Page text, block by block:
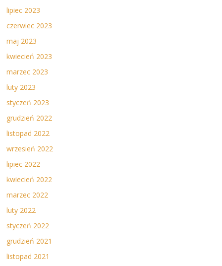
lipiec 2023
czerwiec 2023
maj 2023
kwiecień 2023
marzec 2023
luty 2023
styczeń 2023
grudzień 2022
listopad 2022
wrzesień 2022
lipiec 2022
kwiecień 2022
marzec 2022
luty 2022
styczeń 2022
grudzień 2021
listopad 2021